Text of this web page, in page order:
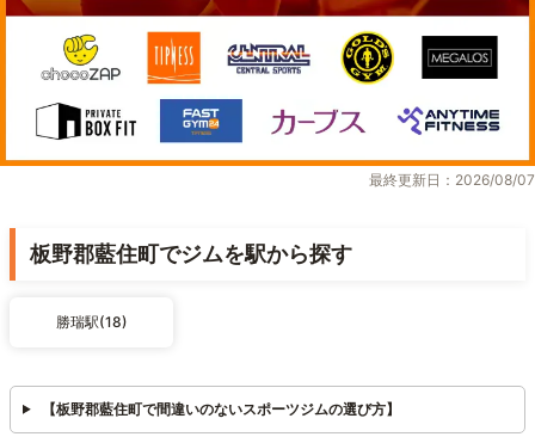
最終更新日：2026/08/07
板野郡藍住町でジムを駅から探す
勝瑞駅(18)
【板野郡藍住町で間違いのないスポーツジムの選び方】